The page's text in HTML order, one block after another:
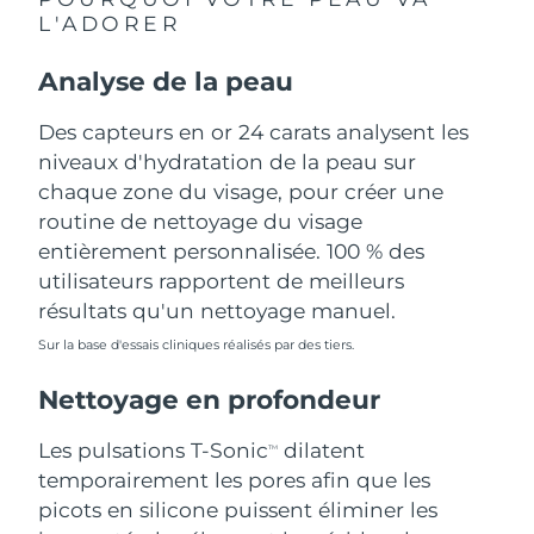
L'ADORER
Analyse de la peau
Des capteurs en or 24 carats analysent les
niveaux d'hydratation de la peau sur
chaque zone du visage, pour créer une
routine de nettoyage du visage
entièrement personnalisée. 100 % des
utilisateurs rapportent de meilleurs
résultats qu'un nettoyage manuel.
Sur la base d'essais cliniques réalisés par des tiers.
Nettoyage en profondeur
Les pulsations T-SonicTM
dilatent
temporairement les pores afin que les
picots en silicone puissent éliminer les
Portugal Livraison estimée
Porto Rico Livraison estimée
Qatar Livraison estimée
La Réunion
Roumanie
Russie Livraison estimée
Arabie saoudite Livraison estimée